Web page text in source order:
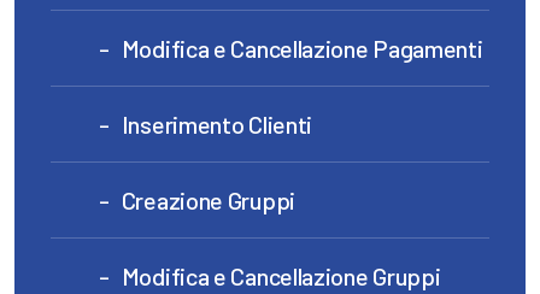
Modifica e Cancellazione Pagamenti
Inserimento Clienti
Creazione Gruppi
Modifica e Cancellazione Gruppi